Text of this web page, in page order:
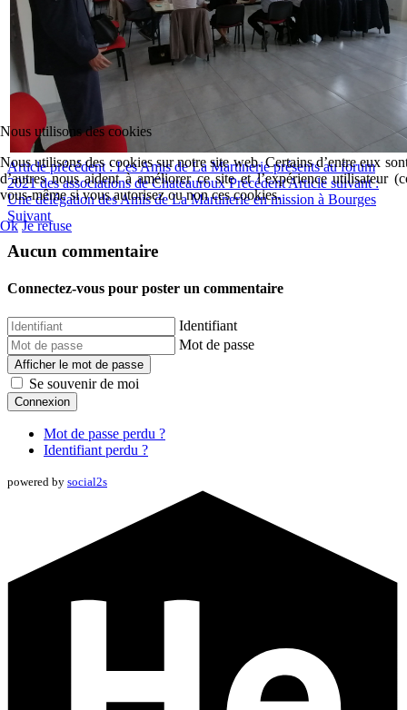
Article précédent : Les Amis de La Martinerie présents au forum
2021 des associations de ChateaurouxPrécédentArticle suivant :
Une délégation des Amis de La Martinerie en mission à Bourges
Suivant
Aucun commentaire
Connectez-vous pour poster un commentaire
Identifiant
Mot de passe
Afficher le mot de passe
Se souvenir de moi
Connexion
Mot de passe perdu ?
Identifiant perdu ?
powered by social2s
Nous utilisons des cookies
Nous utilisons des cookies sur notre site web. Certains d’entre eux
d’autres nous aident à améliorer ce site et l’expérience utilisateur
vous-même si vous autorisez ou non ces cookies.
Ok Je refuse